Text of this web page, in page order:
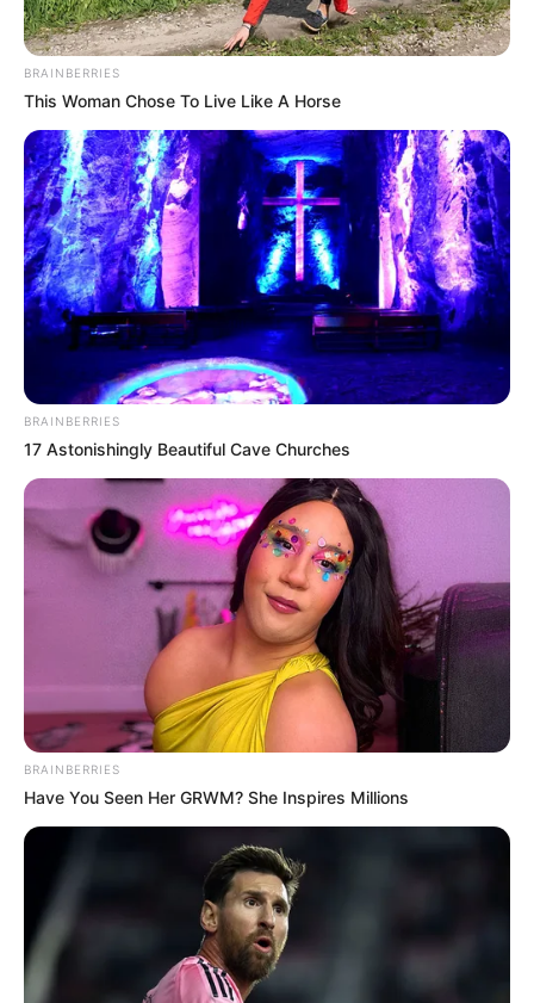
Tourismus
Quermania folgen:
Smartphone Startseite
Suchen:
Auf einigen Seiten dieses Projektes sind Affiliate-
Angebote integriert. Wenn etwas darüber gebucht oder
gekauft wird, ist das eine Unterstützung, ohne dass sich
dadurch der Preis ändert.
BRAINBERRIES
This Woman Chose To Live Like A Horse
BRAINBERRIES
17 Astonishingly Beautiful Cave Churches
BRAINBERRIES
Have You Seen Her GRWM? She Inspires Millions